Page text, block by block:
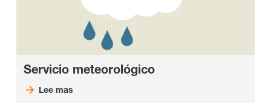
Servicio meteorológico
Lee mas